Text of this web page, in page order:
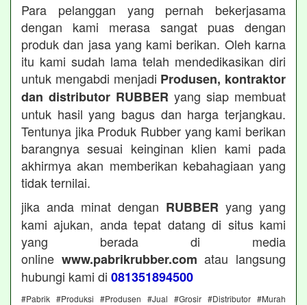
Para pelanggan yang pernah bekerjasama
dengan kami merasa sangat puas dengan
produk dan jasa yang kami berikan. Oleh karna
itu kami sudah lama telah mendedikasikan diri
untuk mengabdi menjadi Produsen, kontraktor
dan distributor RUBBER yang siap membuat
untuk hasil yang bagus dan harga terjangkau.
Tentunya jika Produk Rubber yang kami berikan
barangnya sesuai keinginan klien kami pada
akhirmya akan memberikan kebahagiaan yang
tidak ternilai.
jika anda minat dengan RUBBER yang yang
kami ajukan, anda tepat datang di situs kami
yang berada di media
online www.pabrikrubber.com atau langsung
hubungi kami di 081351894500
#Pabrik #Produksi #Produsen #Jual #Grosir #Distributor #Murah